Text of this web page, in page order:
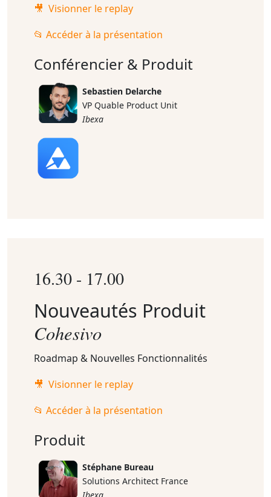
🎥 Visionner le replay
📂 Accéder à la présentation
Conférencier & Produit
Sebastien Delarche
VP Quable Product Unit
Ibexa
16.30 - 17.00
Nouveautés Produit
Cohesivo
Roadmap & Nouvelles Fonctionnalités
🎥 Visionner le replay
📂 Accéder à la présentation
Produit
Stéphane Bureau
Solutions Architect France